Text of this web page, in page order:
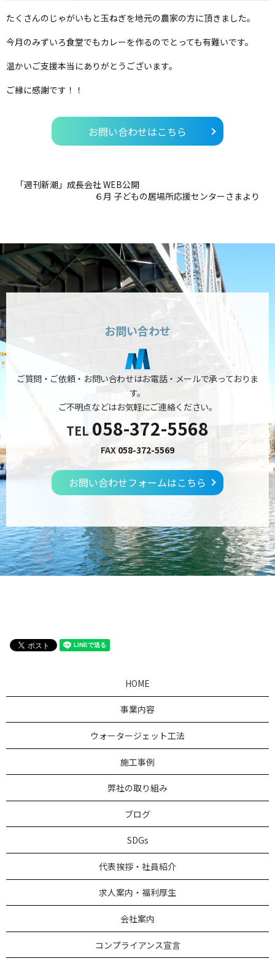
たくさんのじゃがいもと玉ねぎを地元の農家の方に頂きました。
今月のみずいろ食堂でもカレーを作るのでとっても有難いです。
温かいご支援本当にありがとうございます。
ご縁に感謝です！！
お問い合わせはこちら
「週刊新潮」成長会社 WEB公開
６月 子どもの居場所応援センターさまより
お問い合わせ
ご質問・ご依頼・お問い合わせはお電話・メールで承っておりま
す。
ご不明点などはお気軽にご連絡ください。
TEL 058-372-5568
FAX 058-372-5569
お問い合わせフォームはこちら
HOME
事業内容
ウォータージェット工法
施工事例
弊社の取り組み
ブログ
SDGs
代表挨拶・社員紹介
求人案内・福利厚生
会社案内
コンプライアンス宣言